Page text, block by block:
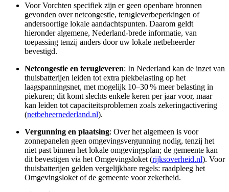
Voor Vorchten specifiek zijn er geen openbare bronnen
gevonden over netcongestie, terugleverbeperkingen of
andersoortige lokale aandachtspunten. Daarom geldt
hieronder algemene, Nederland-brede informatie, van
toepassing tenzij anders door uw lokale netbeheerder
bevestigd.
Netcongestie en terugleveren: In Nederland kan de inzet van
thuisbatterijen leiden tot extra piekbelasting op het
laagspanningsnet, met mogelijk 10–30 % meer belasting in
piekuren; dit komt slechts enkele keren per jaar voor, maar
kan leiden tot capaciteitsproblemen zoals zekeringactivering
(netbeheernederland.nl).
Vergunning en plaatsing: Over het algemeen is voor
zonnepanelen geen omgevingsvergunning nodig, tenzij het
niet past binnen het lokale omgevingsplan; de gemeente kan
dit bevestigen via het Omgevingsloket (rijksoverheid.nl). Voor
thuisbatterijen gelden vergelijkbare regels: raadpleeg het
Omgevingsloket of de gemeente voor zekerheid.